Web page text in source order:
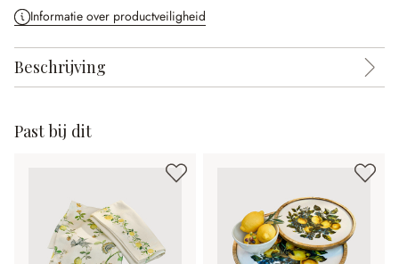
Informatie over productveiligheid
Beschrijving
Past bij dit